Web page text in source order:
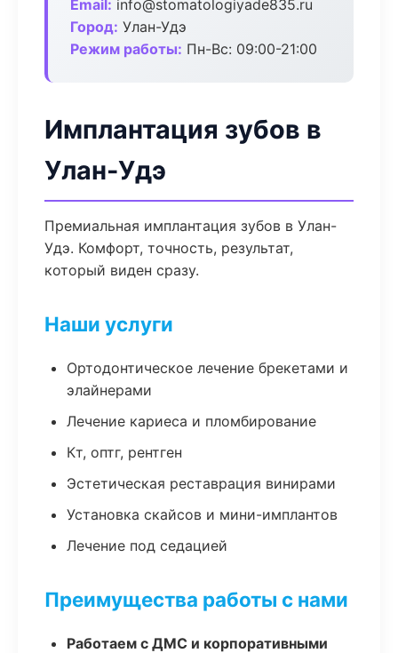
Email: info@stomatologiyade835.ru
Город: Улан-Удэ
Режим работы: Пн-Вс: 09:00-21:00
Имплантация зубов в
Улан-Удэ
Премиальная имплантация зубов в Улан-
Удэ. Комфорт, точность, результат,
который виден сразу.
Наши услуги
Ортодонтическое лечение брекетами и
элайнерами
Лечение кариеса и пломбирование
Кт, оптг, рентген
Эстетическая реставрация винирами
Установка скайсов и мини-имплантов
Лечение под седацией
Преимущества работы с нами
Работаем с ДМС и корпоративными